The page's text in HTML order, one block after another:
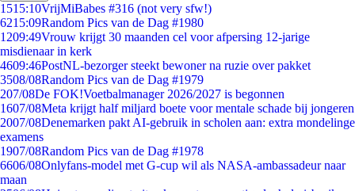
1515:10VrijMiBabes #316 (not very sfw!)
6215:09Random Pics van de Dag #1980
1209:49Vrouw krijgt 30 maanden cel voor afpersing 12-jarige
misdienaar in kerk
4609:46PostNL-bezorger steekt bewoner na ruzie over pakket
3508/08Random Pics van de Dag #1979
207/08De FOK!Voetbalmanager 2026/2027 is begonnen
1607/08Meta krijgt half miljard boete voor mentale schade bij jongeren
2007/08Denemarken pakt AI-gebruik in scholen aan: extra mondelinge
examens
1907/08Random Pics van de Dag #1978
6606/08Onlyfans-model met G-cup wil als NASA-ambassadeur naar
maan